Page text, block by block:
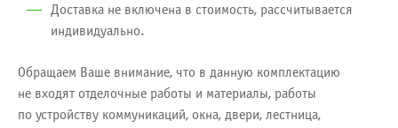
Доставка не включена в стоимость, рассчитывается
индивидуально.
Обращаем Ваше внимание, что в данную комплектацию
не входят отделочные работы и материалы, работы
по устройству коммуникаций, окна, двери, лестница,